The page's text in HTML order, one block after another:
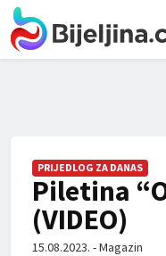
PRIJEDLOG ZA DANAS
Piletina
(VIDEO)
15.08.2023. - Magazin